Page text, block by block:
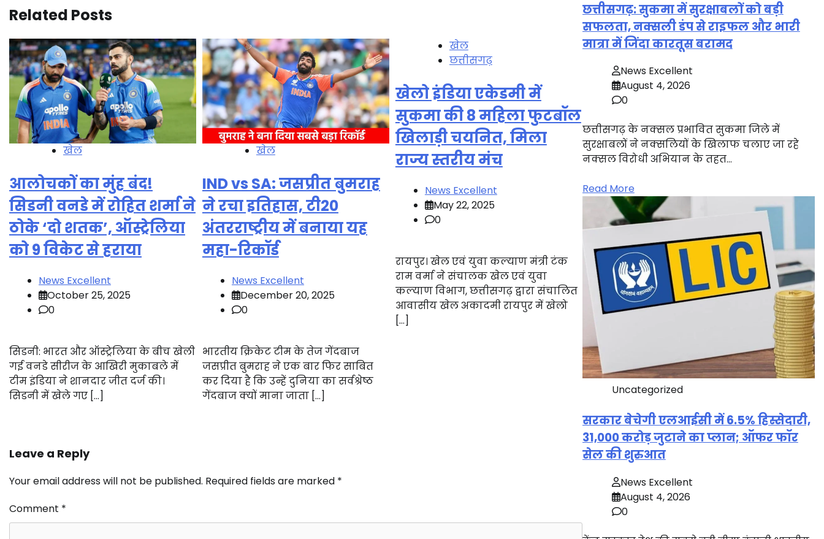
Related Posts
खेल
आलोचकों का मुंह बंद!
सिडनी वनडे में रोहित शर्मा ने
ठोके ‘दो शतक’, ऑस्ट्रेलिया
को 9 विकेट से हराया
News Excellent
October 25, 2025
0
सिडनी: भारत और ऑस्ट्रेलिया के बीच खेली
गई वनडे सीरीज के आखिरी मुकाबले में
टीम इंडिया ने शानदार जीत दर्ज की।
सिडनी में खेले गए […]
खेल
IND vs SA: जसप्रीत बुमराह
ने रचा इतिहास, टी20
अंतरराष्ट्रीय में बनाया यह
महा-रिकॉर्ड
News Excellent
December 20, 2025
0
भारतीय क्रिकेट टीम के तेज गेंदबाज
जसप्रीत बुमराह ने एक बार फिर साबित
कर दिया है कि उन्हें दुनिया का सर्वश्रेष्ठ
गेंदबाज क्यों माना जाता […]
खेल
छत्तीसगढ़
खेलो इंडिया एकेडमी में
सुकमा की 8 महिला फुटबॉल
खिलाड़ी चयनित, मिला
राज्य स्तरीय मंच
News Excellent
May 22, 2025
0
रायपुर। खेल एवं युवा कल्याण मंत्री टंक
राम वर्मा ने संचालक खेल एवं युवा
कल्याण विभाग, छत्तीसगढ़ द्वारा संचालित
आवासीय खेल अकादमी रायपुर में खेलो
[…]
Leave a Reply
Your email address will not be published. Required fields are marked *
Comment *
छत्तीसगढ़: सुकमा में सुरक्षाबलों को बड़ी
सफलता, नक्सली डंप से राइफल और भारी
मात्रा में जिंदा कारतूस बरामद
News Excellent
August 4, 2026
0
छत्तीसगढ़ के नक्सल प्रभावित सुकमा जिले में
सुरक्षाबलों ने नक्सलियों के खिलाफ चलाए जा रहे
नक्सल विरोधी अभियान के तहत…
Read More
Uncategorized
सरकार बेचेगी एलआईसी में 6.5% हिस्सेदारी,
31,000 करोड़ जुटाने का प्लान; ऑफर फॉर
सेल की शुरुआत
News Excellent
August 4, 2026
0